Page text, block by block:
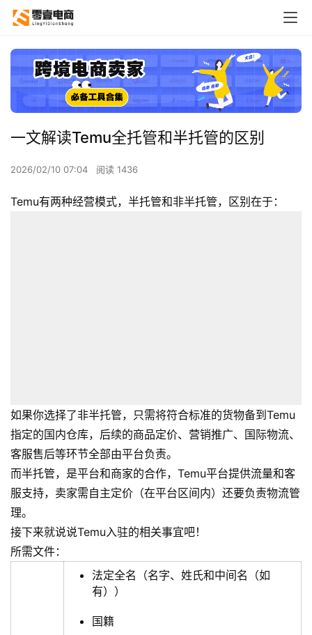
一文解读Temu全托管和半托管的区别
2026/02/10 07:04 阅读 1436
Temu有两种经营模式，半托管和非半托管，区别在于：
如果你选择了非半托管，只需将符合标准的货物备到Temu
指定的国内仓库，后续的商品定价、营销推广、国际物流、
客服售后等环节全部由平台负责。
而半托管，是平台和商家的合作，Temu平台提供流量和客
服支持，卖家需自主定价（在平台区间内）还要负责物流管
理。
接下来就说说Temu入驻的相关事宜吧！
所需文件：
法定全名（名字、姓氏和中间名（如
有））
国籍